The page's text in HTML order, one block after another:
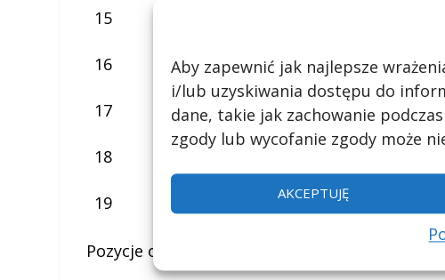
Aby zapewnić jak najlepsze
i/lub uzyskiwania dostępu do
dane, takie jak zachowanie
zgody lub wycofanie zgody może
AKCEPTUJĘ
15
16 Rukola
17 Pietruszka
18
19 Granat
Pozycje od 1 do 19 z 19 łącznie